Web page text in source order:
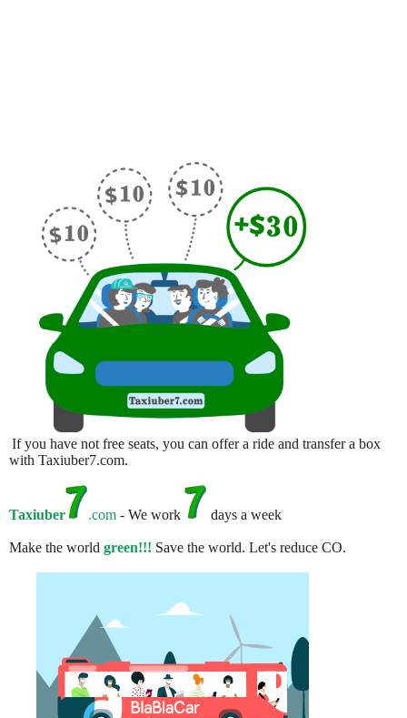
If you have not free seats, you can offer a ride and transfer a box
with Taxiuber7.com.
Taxiuber .com - We work days a week
Make the world green!!! Save the world. Let's reduce CO.